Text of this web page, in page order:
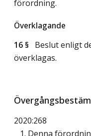
förordning.
Överklagande
16 § Beslut enligt
överklagas.
2020:268
1. Denna